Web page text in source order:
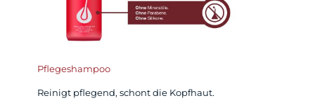
Pflegeshampoo
Reinigt pflegend, schont die Kopfhaut.